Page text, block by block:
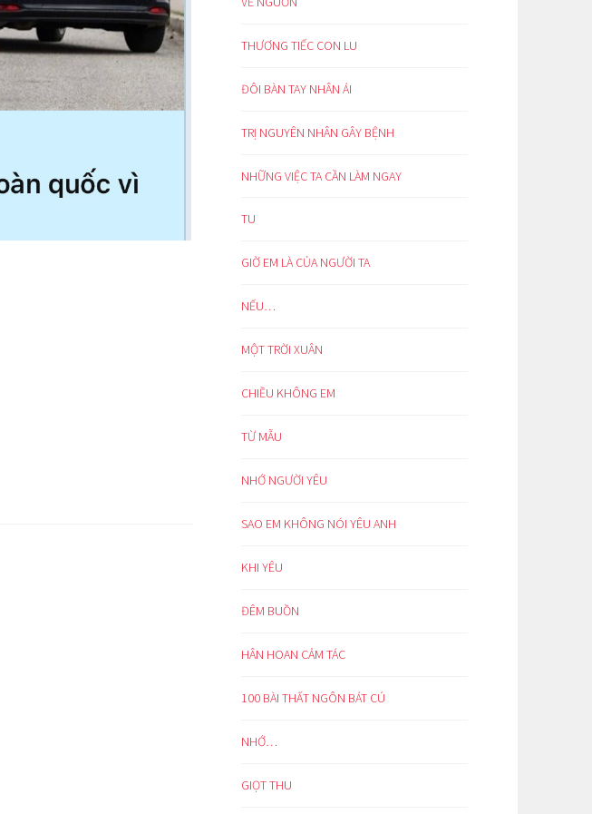
THƯƠNG TIẾC CON LU
ĐÔI BÀN TAY NHÂN ÁI
TRỊ NGUYÊN NHÂN GÂY BỆNH
NHỮNG VIỆC TA CẦN LÀM NGAY
TU
GIỜ EM LÀ CỦA NGƯỜI TA
NẾU…
MỘT TRỜI XUÂN
CHIỀU KHÔNG EM
TỪ MẪU
NHỚ NGƯỜI YÊU
SAO EM KHÔNG NÓI YÊU ANH
KHI YÊU
ĐÊM BUỒN
HÂN HOAN CẢM TÁC
100 BÀI THẤT NGÔN BÁT CÚ
NHỚ…
GIỌT THU